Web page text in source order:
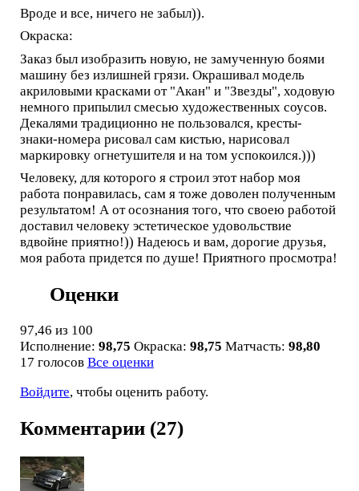
Вроде и все, ничего не забыл)).
Окраска:
Заказ был изобразить новую, не замученную боями
машину без излишней грязи. Окрашивал модель
акриловыми красками от "Акан" и "Звезды", ходовую
немного припылил смесью художественных соусов.
Декалями традиционно не пользовался, кресты-
знаки-номера рисовал сам кистью, нарисовал
маркировку огнетушителя и на том успокоился.)))
Человеку, для которого я строил этот набор моя
работа понравилась, сам я тоже доволен полученным
результатом! А от осознания того, что своею работой
доставил человеку эстетическое удовольствие
вдвойне приятно!)) Надеюсь и вам, дорогие друзья,
моя работа придется по душе! Приятного просмотра!
Оценки
97,46 из 100
Исполнение: 98,75 Окраска: 98,75 Матчасть: 98,80
17 голосов Все оценки
Войдите, чтобы оценить работу.
Комментарии (27)